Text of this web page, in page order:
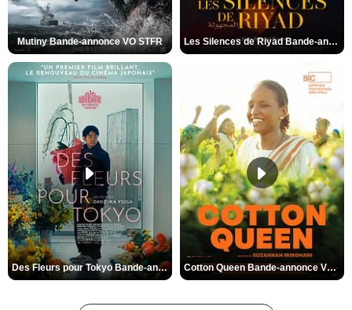
Mutiny Bande-annonce VO STFR Les Silences de Riyad Bande-annonce VO STFR
Des Fleurs pour Tokyo Bande-annonce VO STFR Cotton Queen Bande-annonce VO STFR